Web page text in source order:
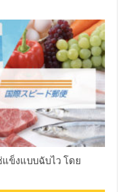
แข็งแบบฉับไว โดย